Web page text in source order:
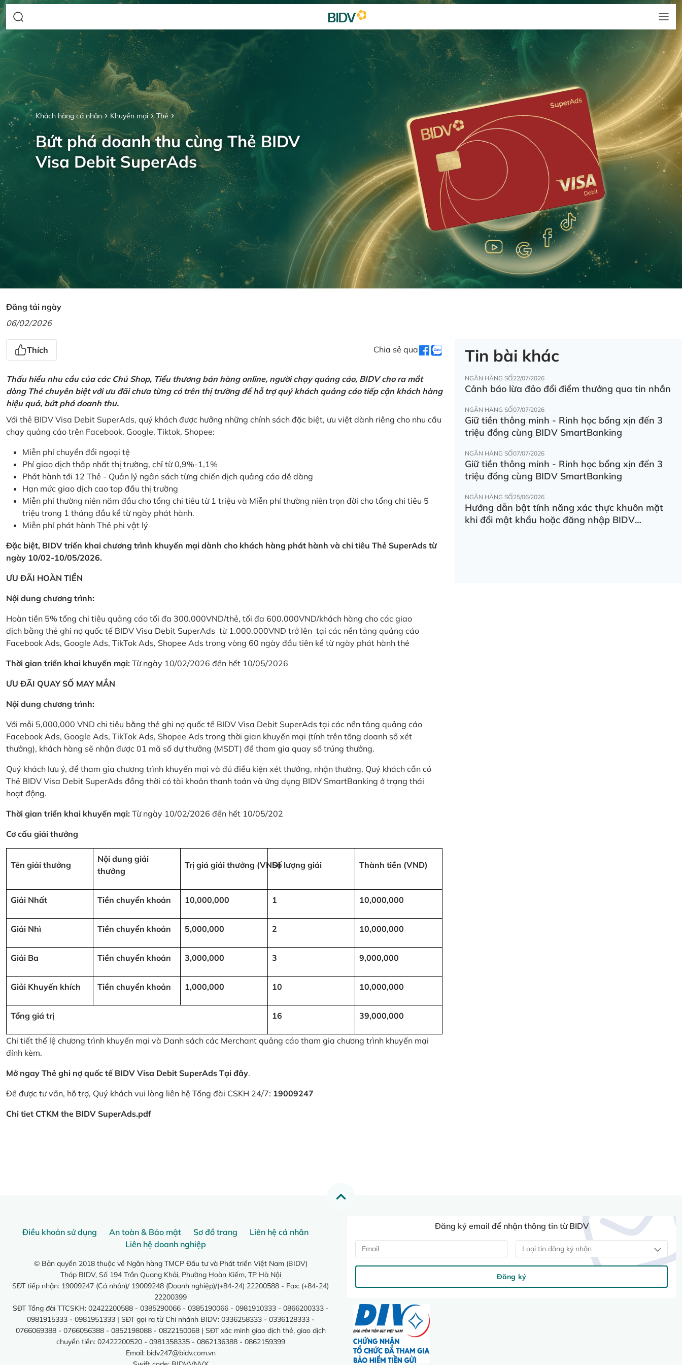
Khách hàng cá nhân Khuyến mại Thẻ
Bứt phá doanh thu cùng Thẻ BIDV
Visa Debit SuperAds
Đăng tải ngày
06/02/2026
Thích Chia sẻ qua
Thấu hiểu nhu cầu của các Chủ Shop, Tiểu thương bán hàng online, người chạy quảng cáo, BIDV cho ra mắt
dòng Thẻ chuyên biệt với ưu đãi chưa từng có trên thị trường để hỗ trợ quý khách quảng cáo tiếp cận khách hàng
hiệu quả, bứt phá doanh thu.
Với thẻ BIDV Visa Debit SuperAds, quý khách được hưởng những chính sách đặc biệt, ưu việt dành riêng cho nhu cầu
chạy quảng cáo trên Facebook, Google, Tiktok, Shopee:
Miễn phí chuyển đổi ngoại tệ
Phí giao dịch thấp nhất thị trường, chỉ từ 0,9%-1,1%
Phát hành tới 12 Thẻ - Quản lý ngân sách từng chiến dịch quảng cáo dễ dàng
Hạn mức giao dịch cao top đầu thị trường
Miễn phí thường niên năm đầu cho tổng chi tiêu từ 1 triệu và Miễn phí thường niên trọn đời cho tổng chi tiêu 5
triệu trong 1 tháng đầu kể từ ngày phát hành.
Miễn phí phát hành Thẻ phi vật lý
Đặc biệt, BIDV triển khai chương trình khuyến mại dành cho khách hàng phát hành và chi tiêu Thẻ SuperAds từ
ngày 10/02-10/05/2026.
ƯU ĐÃI HOÀN TIỀN
Nội dung chương trình:
Hoàn tiền 5% tổng chi tiêu quảng cáo tối đa 300.000VND/thẻ, tối đa 600.000VND/khách hàng cho các giao
dịch bằng thẻ ghi nợ quốc tế BIDV Visa Debit SuperAds từ 1.000.000VND trở lên tại các nền tảng quảng cáo
Facebook Ads, Google Ads, TikTok Ads, Shopee Ads trong vòng 60 ngày đầu tiên kể từ ngày phát hành thẻ
Thời gian triển khai khuyến mại: Từ ngày 10/02/2026 đến hết 10/05/2026
ƯU ĐÃI QUAY SỐ MAY MẮN
Nội dung chương trình:
Với mỗi 5,000,000 VND chi tiêu bằng thẻ ghi nợ quốc tế BIDV Visa Debit SuperAds tại các nền tảng quảng cáo
Facebook Ads, Google Ads, TikTok Ads, Shopee Ads trong thời gian khuyến mại (tính trên tổng doanh số xét
thưởng), khách hàng sẽ nhận được 01 mã số dự thưởng (MSDT) để tham gia quay số trúng thưởng.
Quý khách lưu ý, để tham gia chương trình khuyến mại và đủ điều kiện xét thưởng, nhận thưởng, Quý khách cần có
Thẻ BIDV Visa Debit SuperAds đồng thời có tài khoản thanh toán và ứng dụng BIDV SmartBanking ở trạng thái
hoạt động.
Thời gian triển khai khuyến mại: Từ ngày 10/02/2026 đến hết 10/05/202
Cơ cấu giải thưởng
Tên giải thưởng
Nội dung giải
thưởng
Trị giá giải thưởng (VND)Số lượng giải Thành tiền (VND)
Giải Nhất Tiền chuyển khoản 10,000,000 1 10,000,000
Giải Nhì Tiền chuyển khoản 5,000,000 2 10,000,000
Giải Ba Tiền chuyển khoản 3,000,000 3 9,000,000
Giải Khuyến khích Tiền chuyển khoản 1,000,000 10 10,000,000
Tổng giá trị 16 39,000,000
Chi tiết thể lệ chương trình khuyến mại và Danh sách các Merchant quảng cáo tham gia chương trình khuyến mại
đính kèm.
Mở ngay Thẻ ghi nợ quốc tế BIDV Visa Debit SuperAds Tại đây.
Để được tư vấn, hỗ trợ, Quý khách vui lòng liên hệ Tổng đài CSKH 24/7: 19009247
Chi tiet CTKM the BIDV SuperAds.pdf
Tin bài khác
NGÂN HÀNG SỐ22/07/2026
Cảnh báo lừa đảo đổi điểm thưởng qua tin nhắn
NGÂN HÀNG SỐ07/07/2026
Giữ tiền thông minh - Rinh học bổng xịn đến 3
triệu đồng cùng BIDV SmartBanking
NGÂN HÀNG SỐ07/07/2026
Giữ tiền thông minh - Rinh học bổng xịn đến 3
triệu đồng cùng BIDV SmartBanking
NGÂN HÀNG SỐ25/06/2026
Hướng dẫn bật tính năng xác thực khuôn mặt
khi đổi mật khẩu hoặc đăng nhập BIDV
Điều khoản sử dụng An toàn & Bảo mật Sơ đồ trang
Liên hệ cá nhân
Liên hệ doanh nghiệp
© Bản quyền 2018 thuộc về Ngân hàng TMCP Đầu tư và Phát triển Việt Nam (BIDV)
Tháp BIDV, Số 194 Trần Quang Khải, Phường Hoàn Kiếm, TP Hà Nội
SĐT tiếp nhận: 19009247 (Cá nhân)/ 19009248 (Doanh nghiệp)/(+84-24) 22200588 - Fax: (+84-24)
22200399
SĐT Tổng đài TTCSKH: 02422200588 - 0385290066 - 0385190066 - 0981910333 - 0866200333 -
0981915333 - 0981951333 | SĐT gọi ra từ Chi nhánh BIDV: 0336258333 - 0336128333 -
0766069388 - 0766056388 - 0852198088 - 0822150068 | SĐT xác minh giao dịch thẻ, giao dịch
chuyển tiền: 02422200520 - 0981358335 - 0862136388 - 0862159399
Email: bidv247@bidv.com.vn
Đăng ký email để nhận thông tin từ BIDV
Loại tin đăng ký nhận
Đăng ký